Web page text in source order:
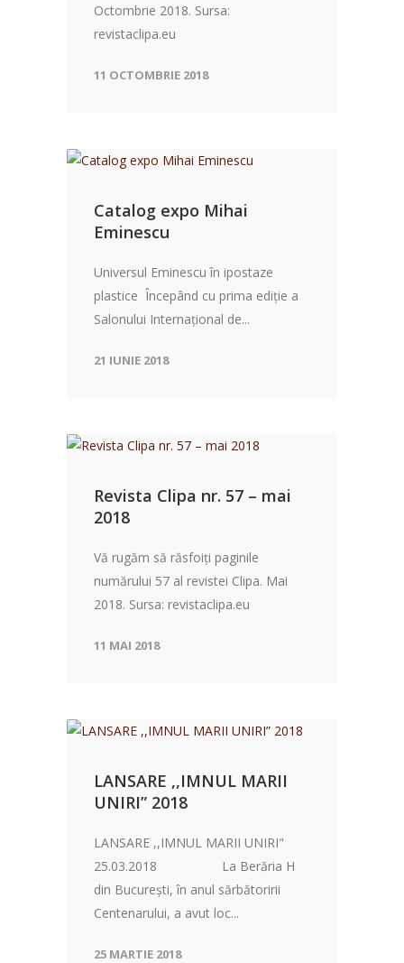
Octombrie 2018. Sursa:
revistaclipa.eu
11 OCTOMBRIE 2018
Catalog expo Mihai
Eminescu
Universul Eminescu în ipostaze
plastice Începând cu prima ediție a
Salonului Internațional de...
21 IUNIE 2018
Revista Clipa nr. 57 – mai
2018
Vă rugăm să răsfoiți paginile
numărului 57 al revistei Clipa. Mai
2018. Sursa: revistaclipa.eu
11 MAI 2018
LANSARE ,,IMNUL MARII
UNIRI” 2018
LANSARE ,,IMNUL MARII UNIRI"
25.03.2018 La Berăria H
din București, în anul sărbătoririi
Centenarului, a avut loc...
25 MARTIE 2018